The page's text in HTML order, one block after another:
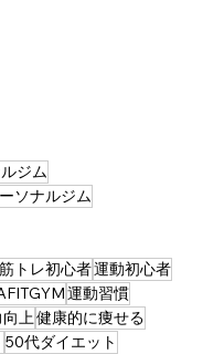
ジム
ソナルジム
筋トレ初心者運動初心者
運動習慣
上健康的に痩せる
50代ダイエット